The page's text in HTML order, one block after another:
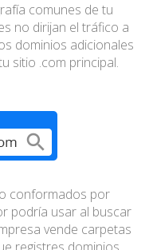
comunes de tu
no dirijan el tráfico a
dominios adicionales
sitio .com principal.
conformados por
podría usar al buscar
vende carpetas